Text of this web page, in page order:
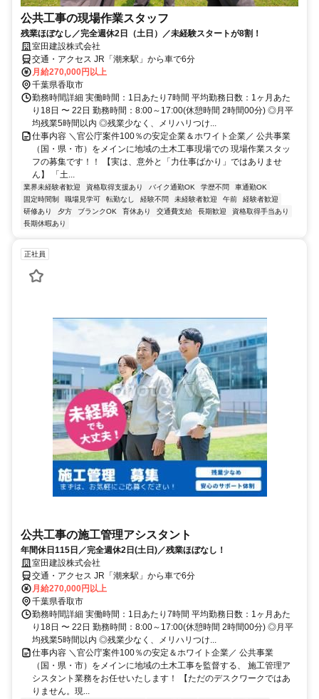
公共工事の現場作業スタッフ
残業ほぼなし／完全週休2日（土日）／未経験スタートが8割！
室田建設株式会社
交通・アクセス JR「潮来駅」から車で6分
月給270,000円以上
千葉県香取市
勤務時間詳細 実働時間：1日あたり7時間 平均勤務日数：1ヶ月あた
り18日 〜 22日 勤務時間：8:00～17:00(休憩時間 2時間00分) ◎月平
均残業5時間以内 ◎残業少なく、メリハリつけ...
仕事内容 ＼官公庁案件100％の安定企業＆ホワイト企業／ 公共事業
（国・県・市）をメインに地域の土木工事現場での 現場作業スタッ
フの募集です！！ 【実は、意外と「力仕事ばかり」ではありませ
ん】 「土...
業界未経験者歓迎 資格取得支援あり バイク通勤OK 学歴不問
車通勤OK
固定時間制
職場見学可 転勤なし 経験不問 未経験者歓迎 午前
経験者歓迎
研修あり
夕方 ブランクOK 育休あり 交通費支給 長期歓迎
資格取得手当あり
長期休暇あり
正社員
公共工事の施工管理アシスタント
年間休日115日／完全週休2日(土日)／残業ほぼなし！
室田建設株式会社
交通・アクセス JR「潮来駅」から車で6分
月給270,000円以上
千葉県香取市
勤務時間詳細 実働時間：1日あたり7時間 平均勤務日数：1ヶ月あた
り18日 〜 22日 勤務時間：8:00～17:00(休憩時間 2時間00分) ◎月平
均残業5時間以内 ◎残業少なく、メリハリつけ...
仕事内容 ＼官公庁案件100％の安定＆ホワイト企業／ 公共事業
（国・県・市）をメインに地域の土木工事を監督する、 施工管理ア
シスタント業務をお任せいたします！ 【ただのデスクワークではあ
りません。現...